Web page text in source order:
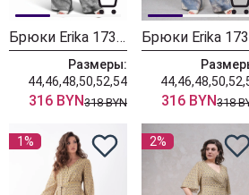
Брюки Erika 1735-7 серый
Размеры:
44,46,48,50,52,54
316 BYN318 BYN 316 BYN318
1% 2%